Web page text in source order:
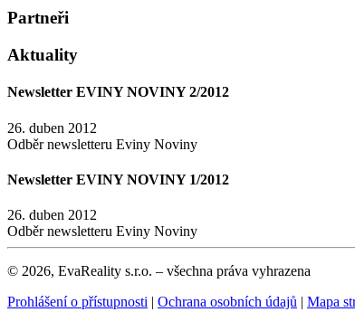
Partneři
Aktuality
Newsletter EVINY NOVINY 2/2012
26. duben 2012
Odběr newsletteru Eviny Noviny
Newsletter EVINY NOVINY 1/2012
26. duben 2012
Odběr newsletteru Eviny Noviny
© 2026, EvaReality s.r.o. – všechna práva vyhrazena
Prohlášení o přístupnosti | Ochrana osobních údajů | Mapa